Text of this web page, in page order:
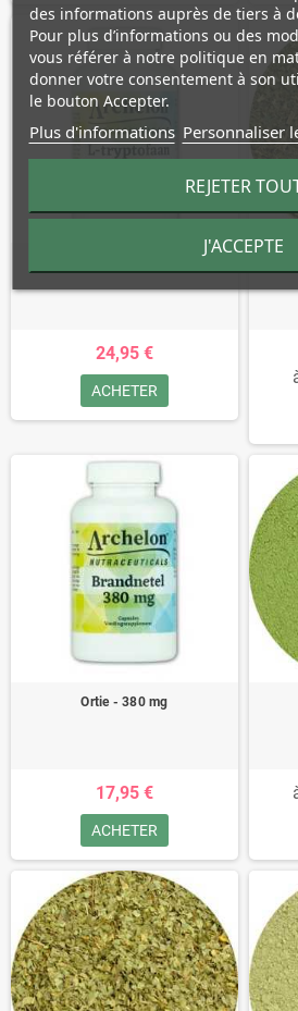
24,95 €
ACHETER
Ortie - 380 mg
17,95 €
ACHETER
des informations auprès de tiers à
Pour plus d’informations ou des
vous référer à notre politique en
donner votre consentement à son
le bouton Accepter.
Plus d'informations Personnaliser
REJETER
J'ACCEPTE